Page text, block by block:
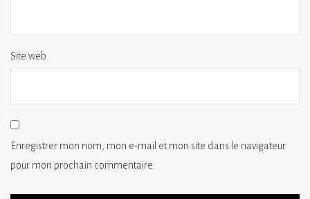
Site web
Enregistrer mon nom, mon e-mail et mon site dans le navigateur
pour mon prochain commentaire.